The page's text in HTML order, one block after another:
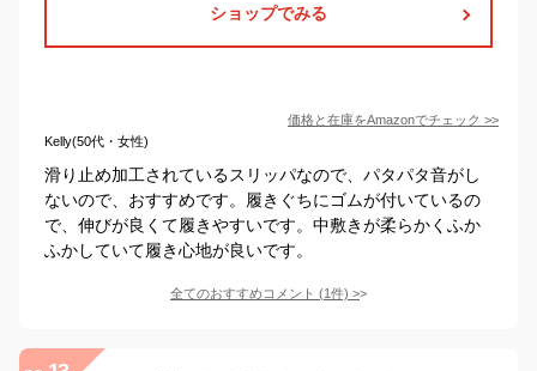
ショップでみる
価格と在庫をAmazonでチェック >>
Kelly(50代・女性)
滑り止め加工されているスリッパなので、パタパタ音がし
ないので、おすすめです。履きぐちにゴムが付いているの
で、伸びが良くて履きやすいです。中敷きが柔らかくふか
ふかしていて履き心地が良いです。
全てのおすすめコメント (1件) >